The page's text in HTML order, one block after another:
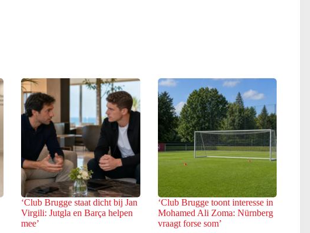
‘Club Brugge staat dicht bij Jan
Virgili: Jutgla en Barça helpen
mee’
‘Club Brugge toont interesse in
Mohamed Ali Zoma: Nürnberg
vraagt forse som’